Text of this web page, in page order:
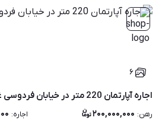
۶
اجاره آپارتمان 220 متر در خیابان فردوسی غربی
رهن: ۲۰۰,۰۰۰,۰۰۰ اجاره: